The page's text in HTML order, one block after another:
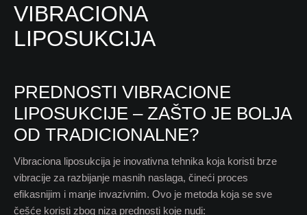
VIBRACIONA
LIPOSUKCIJA
PREDNOSTI VIBRACIONE
LIPOSUKCIJE – ZAŠTO JE BOLJA
OD TRADICIONALNE?
Vibraciona liposukcija je inovativna tehnika koja koristi brze
vibracije za razbijanje masnih naslaga, čineći proces
efikasnijim i manje invazivnim. Ovo je metoda koja se sve
češće koristi zbog niza prednosti koje nudi: